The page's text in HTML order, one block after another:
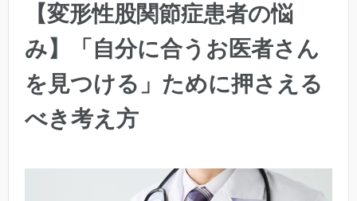
【変形性股関節症患者の悩
み】「自分に合うお医者さん
を見つける」ために押さえる
べき考え方